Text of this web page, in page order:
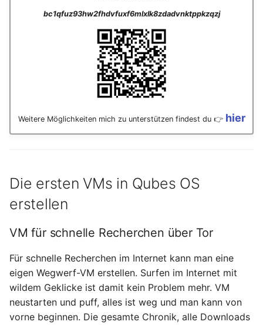
bc1qfuz93hw2fhdvfuxf6mlxlk8zdadvnktppkzqzj
Weitere Möglichkeiten mich zu unterstützen findest du 👉 hier
Die ersten VMs in Qubes OS
erstellen
VM für schnelle Recherchen über Tor
Für schnelle Recherchen im Internet kann man eine
eigen Wegwerf-VM erstellen. Surfen im Internet mit
wildem Geklicke ist damit kein Problem mehr. VM
neustarten und puff, alles ist weg und man kann von
vorne beginnen. Die gesamte Chronik, alle Downloads